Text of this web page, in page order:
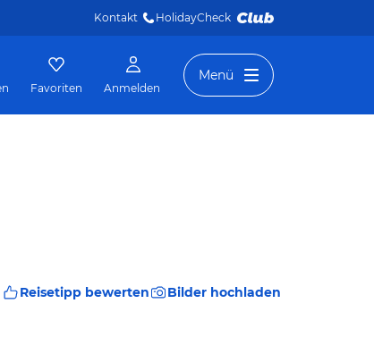
Kontakt HolidayCheck
Favoriten Anmelden
Menü
Reisetipp bewerten Bilder hochladen